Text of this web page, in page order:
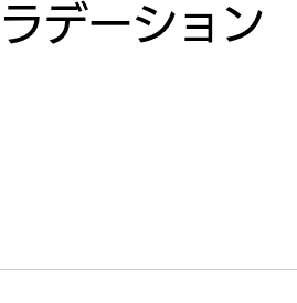
デーション